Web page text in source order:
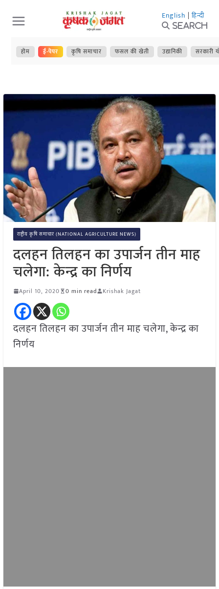
Skip
to
content
English | हिन्दी
Search
होम ई-पेपर कृषि समाचार फसल की खेती उद्यानिकी सरकारी
राष्ट्रीय कृषि समाचार (NATIONAL AGRICULTURE NEWS)
दलहन तिलहन का उपार्जन तीन माह
चलेगा: केन्द्र का निर्णय
April 10, 2020 0 min read Krishak Jagat
दलहन तिलहन का उपार्जन तीन माह चलेगा, केन्द्र का
निर्णय